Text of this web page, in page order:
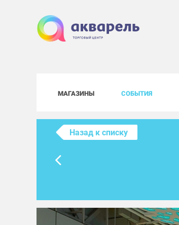
МАГАЗИНЫ СОБЫТИЯ
Назад к списку